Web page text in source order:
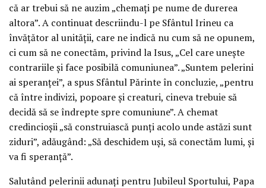
că ar trebui să ne auzim „chemați pe nume de durerea
altora”. A continuat descriindu-l pe Sfântul Irineu ca
învățător al unității, care ne indică nu cum să ne opunem,
ci cum să ne conectăm, privind la Isus, „Cel care unește
contrariile și face posibilă comuniunea”. „Suntem pelerini
ai speranței”, a spus Sfântul Părinte în concluzie, „pentru
că între indivizi, popoare și creaturi, cineva trebuie să
decidă să se îndrepte spre comuniune”. A chemat
credincioșii „să construiască punți acolo unde astăzi sunt
ziduri”, adăugând: „Să deschidem uși, să conectăm lumi, și
va fi speranță”.
Salutând pelerinii adunați pentru Jubileul Sportului, Papa